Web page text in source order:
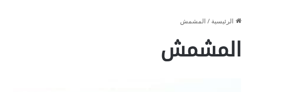
الرئيسية/المشمش
المشمش